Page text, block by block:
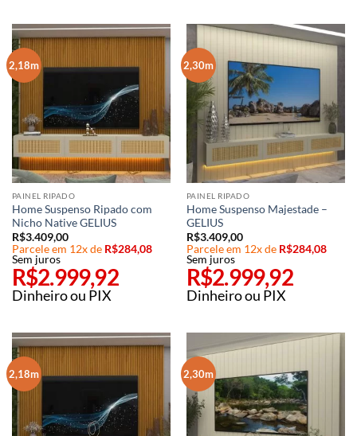
2,18m
PAINEL RIPADO
Home Suspenso Ripado com
Nicho Native GELIUS
R$3.409,00
Parcele em 12x de R$284,08
Sem juros
R$2.999,92
Dinheiro ou PIX
2,30m
PAINEL RIPADO
Home Suspenso Majestade –
GELIUS
R$3.409,00
Parcele em 12x de R$284,08
Sem juros
R$2.999,92
Dinheiro ou PIX
2,18m 2,30m